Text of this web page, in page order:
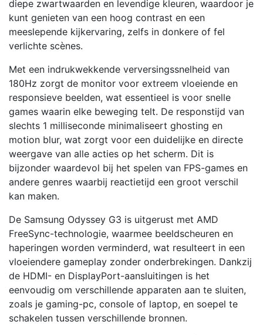
diepe zwartwaarden en levendige kleuren, waardoor je
kunt genieten van een hoog contrast en een
meeslepende kijkervaring, zelfs in donkere of fel
verlichte scènes.
Met een indrukwekkende verversingssnelheid van
180Hz zorgt de monitor voor extreem vloeiende en
responsieve beelden, wat essentieel is voor snelle
games waarin elke beweging telt. De responstijd van
slechts 1 milliseconde minimaliseert ghosting en
motion blur, wat zorgt voor een duidelijke en directe
weergave van alle acties op het scherm. Dit is
bijzonder waardevol bij het spelen van FPS-games en
andere genres waarbij reactietijd een groot verschil
kan maken.
De Samsung Odyssey G3 is uitgerust met AMD
FreeSync-technologie, waarmee beeldscheuren en
haperingen worden verminderd, wat resulteert in een
vloeiendere gameplay zonder onderbrekingen. Dankzij
de HDMI- en DisplayPort-aansluitingen is het
eenvoudig om verschillende apparaten aan te sluiten,
zoals je gaming-pc, console of laptop, en soepel te
schakelen tussen verschillende bronnen.